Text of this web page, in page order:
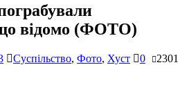
відомо (ФОТО)
Суспільство, Фото, Хуст 0 2301